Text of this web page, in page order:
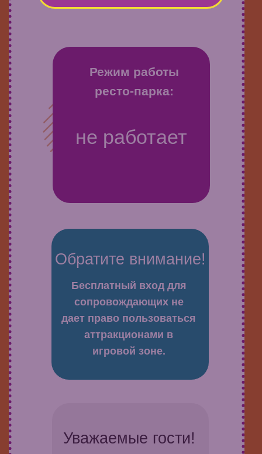
Режим работы
ресто-парка:
не работает
Бесплатный вход для
сопровождающих не
дает право пользоваться
аттракционами в
игровой зоне.
Обратите внимание!
Уважаемые гости!